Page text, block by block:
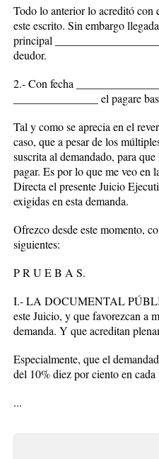
Todo lo anterior lo acreditó con
este escrito. Sin embargo
principal
deudor.
2.- Con fecha
_______________ el pagare
Tal y como se aprecia en el
caso, que a pesar de los
suscrita al demandado, para
pagar. Es por lo que me veo en
Directa el presente Juicio
exigidas en esta demanda.
Ofrezco desde este momento,
siguientes:
P R U E B A S.
I.- LA DOCUMENTAL
este Juicio, y que favorezcan a
demanda. Y que acreditan
Especialmente, que el
del 10% diez por ciento en cada
...